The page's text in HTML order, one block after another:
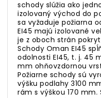
schody slúžia ako
izolovaný východ do
sa vyžaduje požiarna
EI45 majú izolované
je z oboch strán
Schody Oman EI45
odolnosti EI45, t. j. 45
mm ohňovzdornou
Požiarne schody sú
výšku podlahy 3100
rám s výškou 170